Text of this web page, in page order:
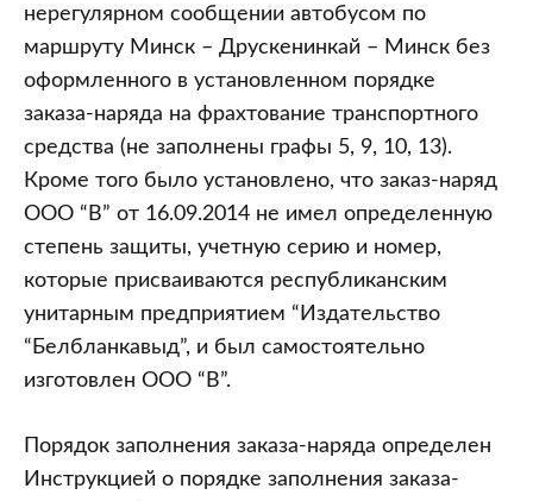
нерегулярном сообщении автобусом по
маршруту Минск – Друскенинкай – Минск без
оформленного в установленном порядке
заказа-наряда на фрахтование транспортного
средства (не заполнены графы 5, 9, 10, 13).
Кроме того было установлено, что заказ-наряд
ООО “В” от 16.09.2014 не имел определенную
степень защиты, учетную серию и номер,
которые присваиваются республиканским
унитарным предприятием “Издательство
“Белбланкавыд”, и был самостоятельно
изготовлен ООО “В”.
Порядок заполнения заказа-наряда определен
Инструкцией о порядке заполнения заказа-